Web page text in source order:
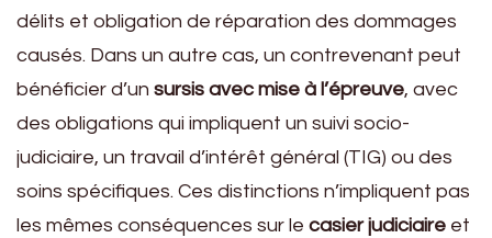
délits et obligation de réparation des dommages
causés. Dans un autre cas, un contrevenant peut
bénéficier d’un sursis avec mise à l’épreuve, avec
des obligations qui impliquent un suivi socio-
judiciaire, un travail d’intérêt général (TIG) ou des
soins spécifiques. Ces distinctions n’impliquent pas
les mêmes conséquences sur le casier judiciaire et